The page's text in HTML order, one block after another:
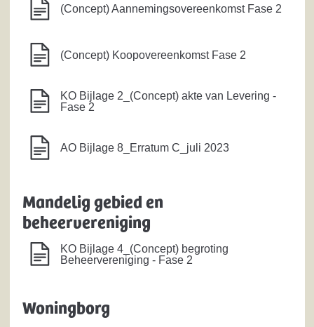
(Concept) Aannemingsovereenkomst Fase 2
(Concept) Koopovereenkomst Fase 2
KO Bijlage 2_(Concept) akte van Levering -
Fase 2
AO Bijlage 8_Erratum C_juli 2023
Mandelig gebied en
beheervereniging
KO Bijlage 4_(Concept) begroting
Beheervereniging - Fase 2
Woningborg